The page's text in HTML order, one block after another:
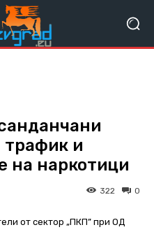
трафик и
на наркотици
0
322
от сектор „ПКП” при ОД